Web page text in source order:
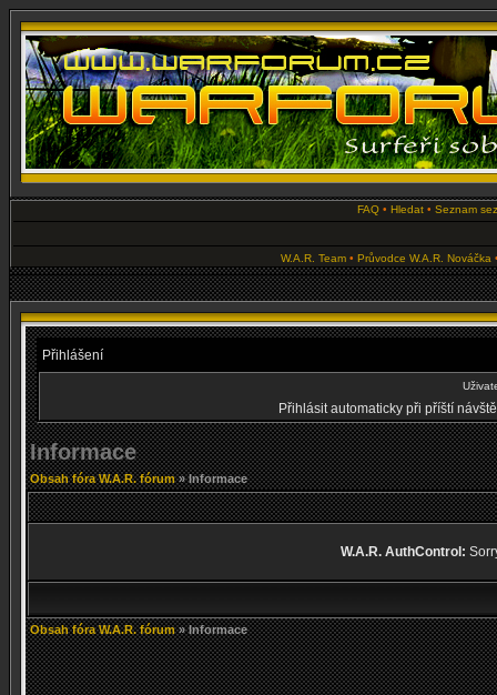
FAQ • Hledat • Seznam
W.A.R. Team• Průvodce W.A.R. Nováčka
Přihlášení
Přihlásit automaticky při příští
Informace
Obsah fóra W.A.R. fórum» Informace
W.A.R. AuthControl:
Obsah fóra W.A.R. fórum» Informace